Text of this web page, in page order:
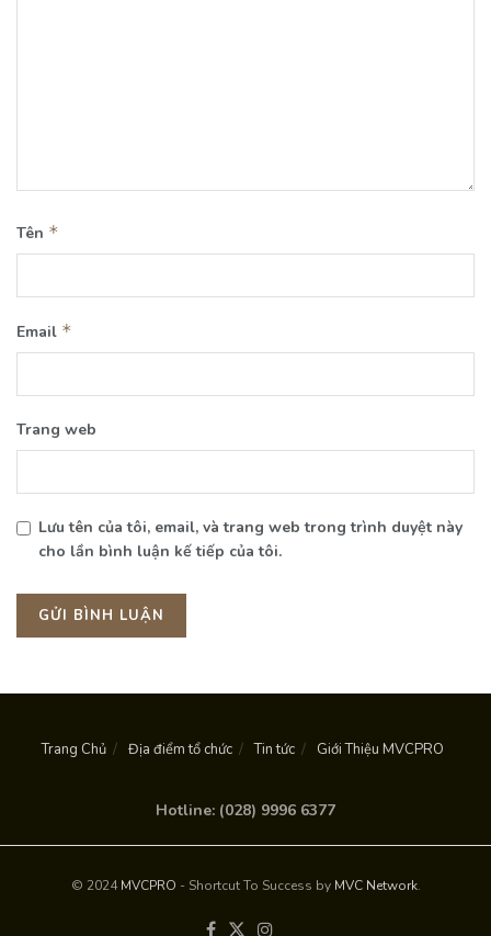
Tên *
Email *
Trang web
Lưu tên của tôi, email, và trang web trong trình duyệt này
cho lần bình luận kế tiếp của tôi.
Trang Chủ Địa điểm tổ chức Tin tức Giới Thiệu MVCPRO
Hotline: (028) 9996 6377
© 2024MVCPRO - Shortcut To Success by MVC Network.